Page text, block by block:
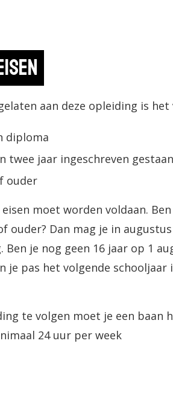
aan deze opleiding is het
diploma
twee jaar ingeschreven
ouder
moet worden voldaan.
ouder? Dan mag je in
Ben je nog geen 16 jaar op 1
je pas het volgende
te volgen moet je een baan
24 uur per week